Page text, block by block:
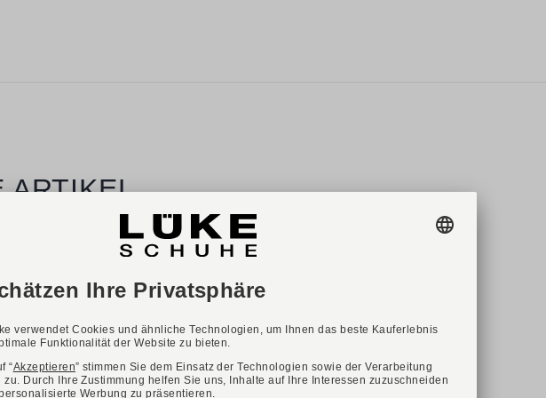
ARTIKEL